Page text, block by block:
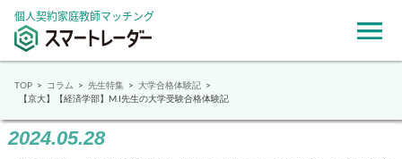
個人契約家庭教師マッチング
TOP コラム 先生特集
大学合格体験記
【京大】【経済学部】M.I先生の大学受験合格体験記
2024.05.28